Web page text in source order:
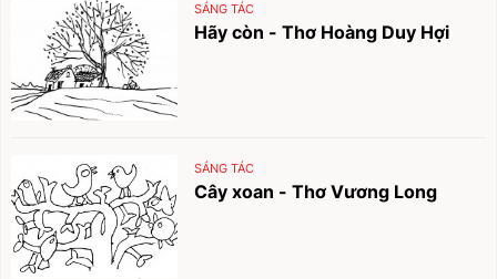
SÁNG TÁC
Hãy còn - Thơ Hoàng Duy Hợi
SÁNG TÁC
Cây xoan - Thơ Vương Long